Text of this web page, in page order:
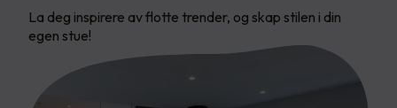
La deg inspirere av flotte trender, og skap stilen i din
egen stue!